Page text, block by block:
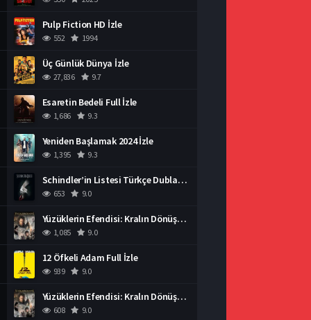
Pulp Fiction HD İzle
552 1994
Üç Günlük Dünya İzle
27,836 9.7
Esaretin Bedeli Full İzle
1,686 9.3
Yeniden Başlamak 2024 İzle
1,395 9.3
Schindler’in Listesi Türkçe Dublaj İzle
653 9.0
Yüzüklerin Efendisi: Kralın Dönüşü İzle
1,085 9.0
12 Öfkeli Adam Full İzle
939 9.0
Yüzüklerin Efendisi: Kralın Dönüşü İzle
608 9.0